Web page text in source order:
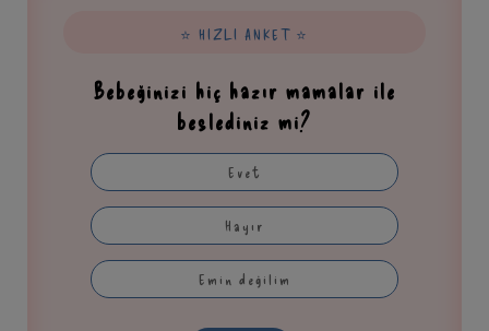
⭐ HIZLI ANKET ⭐
Bebeğinizi hiç hazır mamalar ile
beslediniz mi?
Evet
Hayır
Emin değilim